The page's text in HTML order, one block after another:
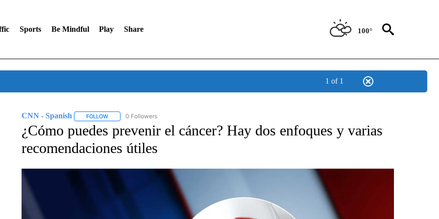
Sports Be Mindful Play Share 100°
1 of 1
CNN - Spanish FOLLOWFOLLOW "CNN - SPANISH" TO RECEIVE NOTIFICATIONS ABOUT NEW PAGES ON "CNN - SPANISH".
0 Followers
¿Cómo puedes prevenir el cáncer? Hay dos enfoques y varias
recomendaciones útiles